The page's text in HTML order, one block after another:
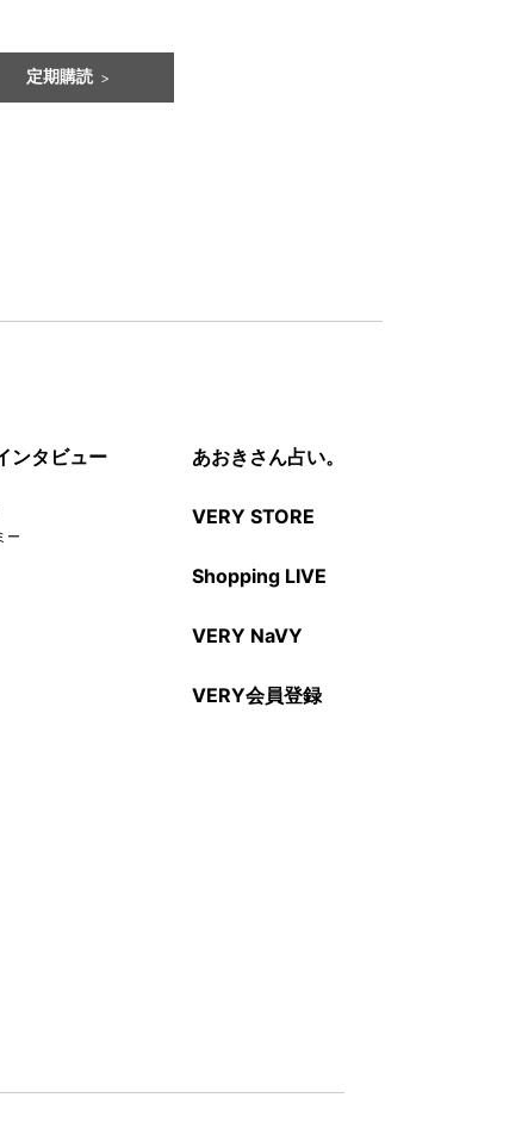
定期購読
ンタビュー
ー
あおきさん占い。
VERY STORE
Shopping LIVE
VERY NaVY
VERY会員登録